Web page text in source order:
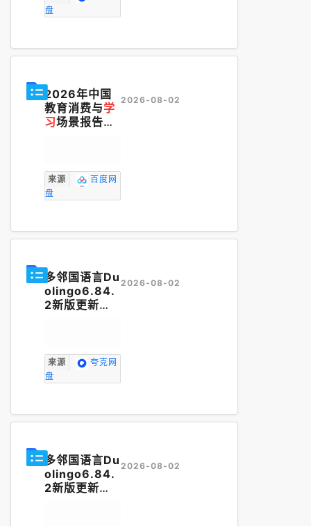
盘
2026年中国
教育消费与学
习场景报告
来源
百度网
盘
2026-08-02
多邻国语言Du
olingo6.84.
2新版更新
来源
夸克网
盘
2026-08-02
多邻国语言Du
olingo6.84.
2新版更新
2026-08-02